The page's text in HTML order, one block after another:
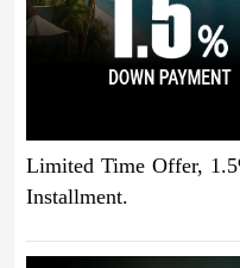
Limited Time Offer,
Installment.